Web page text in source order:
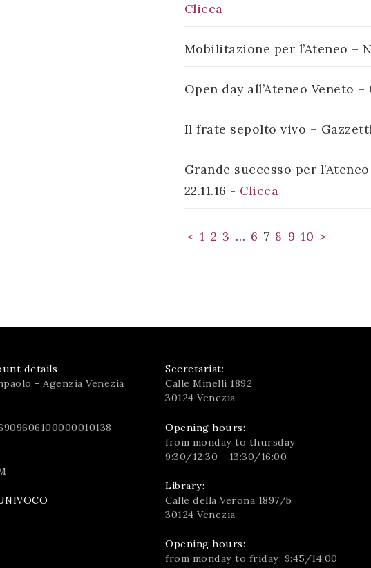
Clicca
Mobilitazione per l’Ateneo –
Open day all’Ateneo Veneto –
Il frate sepolto vivo –
Grande successo per
22.11.16 - Clicca
< 1 2 3 … 6 7 8 9 10 >
details
- Agenzia Venezia
Secretariat:
Calle Minelli 1892
30124 Venezia
Opening hours:
from monday to thursday
9:30/12:30 - 13:30/16:00
Library:
Calle della Verona 1897/b
30124 Venezia
Opening hours:
from monday to friday: 9:45/14:00